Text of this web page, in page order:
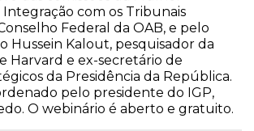
com os Tribunais
Federal da OAB, e pelo
Hussein Kalout, pesquisador da
Harvard e ex-secretário de
da Presidência da República.
pelo presidente do IGP,
O webinário é aberto e gratuito.